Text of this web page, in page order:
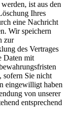
ist aus den
Ihres
eine Nachricht
Wir speichern
zur
des Vertrages
Daten mit
sofern Sie nicht
eingewilligt haben
von unserer
entsprechend